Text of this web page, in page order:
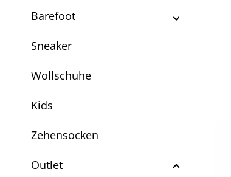
Barefoot
Sneaker
Wollschuhe
Kids
Zehensocken
Outlet